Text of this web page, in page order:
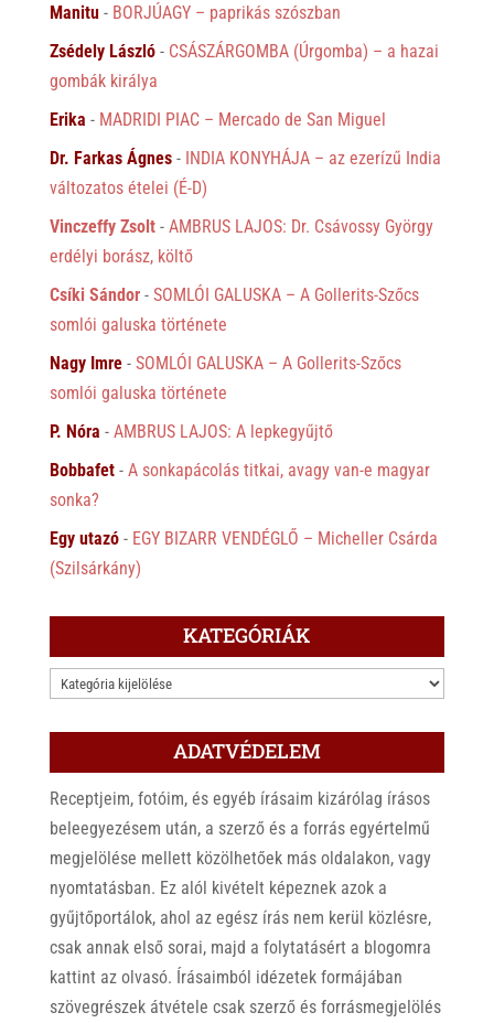
Manitu- BORJÚAGY – paprikás szószban
Zsédely László- CSÁSZÁRGOMBA (Úrgomba) – a hazai
gombák királya
Erika - MADRIDI PIAC – Mercado de San Miguel
Dr. Farkas Ágnes- INDIA KONYHÁJA – az ezerízű India
változatos ételei (É-D)
Vinczeffy Zsolt- AMBRUS LAJOS: Dr. Csávossy György
erdélyi borász, költő
Csíki Sándor- SOMLÓI GALUSKA – A Gollerits-Szőcs
somlói galuska története
Nagy Imre- SOMLÓI GALUSKA – A Gollerits-Szőcs
somlói galuska története
P. Nóra - AMBRUS LAJOS: A lepkegyűjtő
Bobbafet- A sonkapácolás titkai, avagy van-e magyar
sonka?
Egy utazó- EGY BIZARR VENDÉGLŐ – Micheller Csárda
(Szilsárkány)
KATEGÓRIÁK
KATEGÓRIÁK
ADATVÉDELEM
Receptjeim, fotóim, és egyéb írásaim kizárólag írásos
beleegyezésem után, a szerző és a forrás egyértelmű
megjelölése mellett közölhetőek más oldalakon, vagy
nyomtatásban. Ez alól kivételt képeznek azok a
gyűjtőportálok, ahol az egész írás nem kerül közlésre,
csak annak első sorai, majd a folytatásért a blogomra
kattint az olvasó. Írásaimból idézetek formájában
szövegrészek átvétele csak szerző és forrásmegjelölés